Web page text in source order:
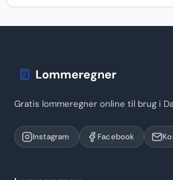
Lommeregner
Gratis lommeregner online til brug i
Instagram Facebook